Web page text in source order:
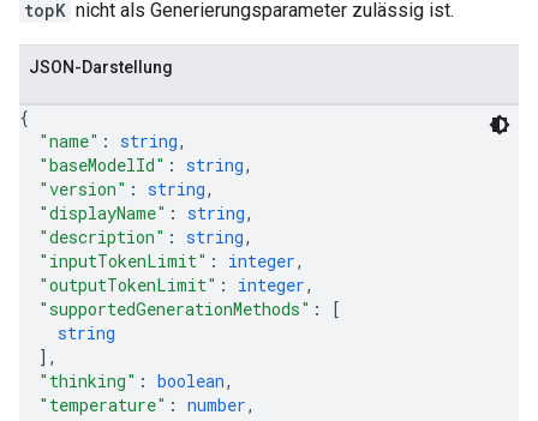
topK nicht als Generierungsparameter zulässig ist.
JSON-Darstellung
{
"name" : string,
"baseModelId" : string,
"version" : string,
"displayName" : string,
"description" : string,
"inputTokenLimit" : integer,
"outputTokenLimit" : integer,
"supportedGenerationMethods" :
[
string
] ,
"thinking" : boolean,
"temperature" : number,